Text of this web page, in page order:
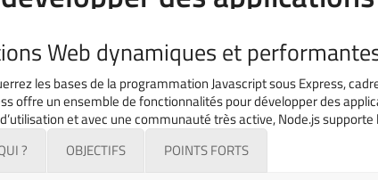
Web dynamiques et
les bases de la programmation Javascript sous Express,
offre un ensemble de fonctionnalités pour développer des
et avec une communauté très active, Node.js
? OBJECTIFS POINTS FORTS